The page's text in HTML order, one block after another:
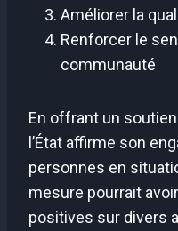
Améliorer la
Renforcer le
communauté
En offrant un
l’État affirme son
personnes en
mesure pourrait
positives sur divers